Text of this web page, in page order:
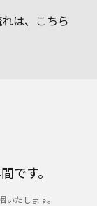
は、こちら
です。
たします。